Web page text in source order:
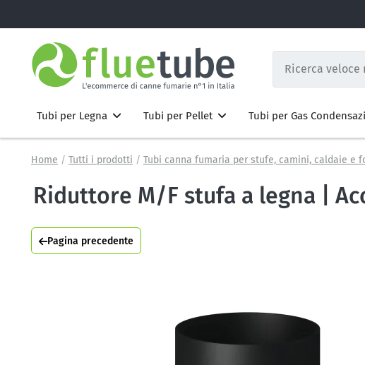
Tubi per Legna Tubi per Pellet Tubi per Gas
Home Tutti i prodotti Tubi canna fumaria per stufe, camini, caldaie e
Riduttore M/F stufa a legna |
Pagina precedente